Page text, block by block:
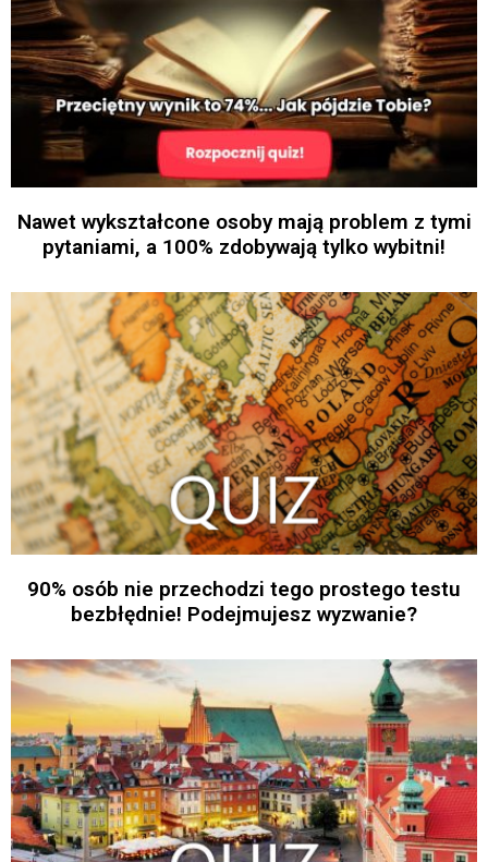
Nawet wykształcone osoby mają problem z tymi
pytaniami, a 100% zdobywają tylko wybitni!
90% osób nie przechodzi tego prostego testu
bezbłędnie! Podejmujesz wyzwanie?